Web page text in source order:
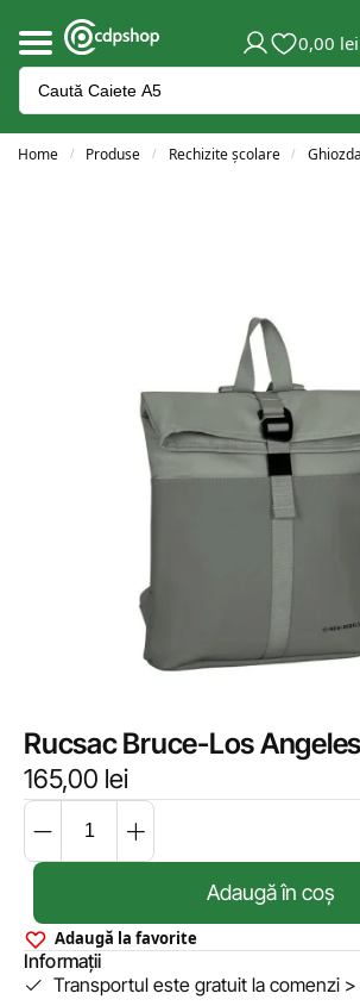
0,00 lei
Home / Produse / Rechizite școlare /
Rucsac Bruce-Los
165,00 lei
Adaugă în coș
Adaugă la favorite
Informații
Transportul este gratuit la comenzi >